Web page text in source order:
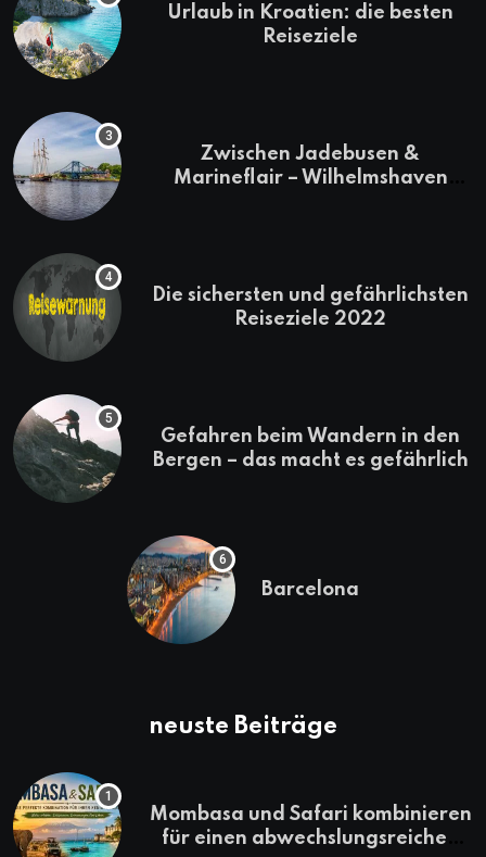
Urlaub in Kroatien: die besten
Reiseziele
Zwischen Jadebusen &
Marineflair – Wilhelmshaven
Die sichersten und gefährlichsten
Reiseziele 2022
Gefahren beim Wandern in den
Bergen – das macht es gefährlich
Barcelona
neuste Beiträge
Mombasa und Safari kombinieren
für einen abwechslungsreichen